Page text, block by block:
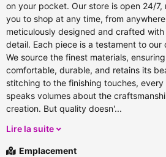
on your pocket. Our store is open 24/
you to shop at any time, from
meticulously designed and crafted
detail. Each piece is a testament to
We source the finest materials,
comfortable, durable, and retains its
stitching to the finishing touches,
speaks volumes about the
creation. But quality doesn'...
Lire la suite
Emplacement